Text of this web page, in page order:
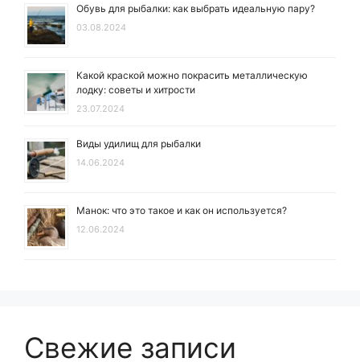
Обувь для рыбалки: как выбрать идеальную пару?
03.08.2024
Какой краской можно покрасить металлическую
лодку: советы и хитрости
23.07.2024
Виды удилищ для рыбалки
14.06.2024
Манок: что это такое и как он используется?
12.06.2024
Свежие записи